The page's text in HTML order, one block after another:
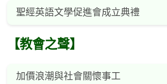
聖經英語文學促進會成立典禮
【教會之聲】
加價浪潮與社會關懷事工